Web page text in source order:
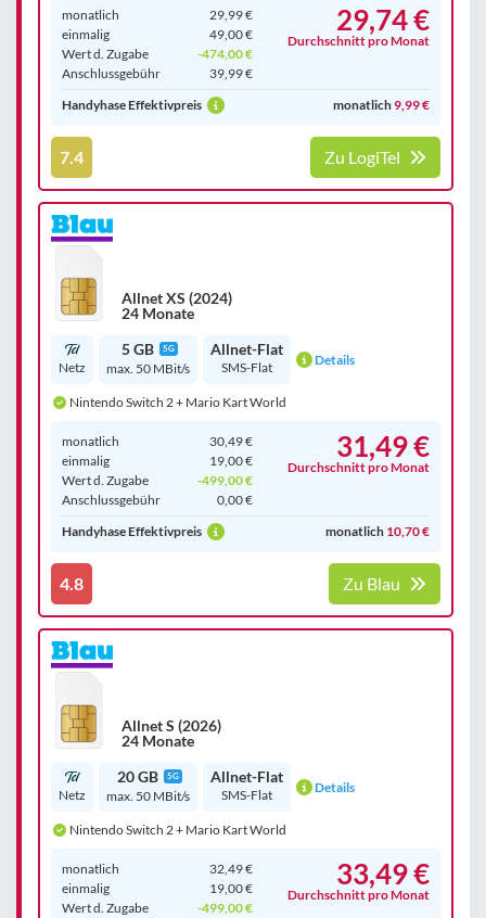
monatlich
29,99 €
einmalig
49,00 €
Wert d. Zugabe
-474,00 €
Anschluss­gebühr
39,99 €
29,74 €
Durchschnitt pro Monat
Handyhase Effektivpreis monatlich9,99 €
7.4 Zu LogiTel
Allnet XS (2024)
24 Monate
Netz
5 GB 5G
max. 50 MBit/s
Allnet-Flat
SMS-Flat Details
Nintendo Switch 2 + Mario Kart World
monatlich
30,49 €
einmalig
19,00 €
Wert d. Zugabe
-499,00 €
Anschluss­gebühr
0,00 €
31,49 €
Durchschnitt pro Monat
Handyhase Effektivpreis monatlich 10,70 €
4.8 Zu Blau
Allnet S (2026)
24 Monate
Netz
20 GB 5G
max. 50 MBit/s
Allnet-Flat
SMS-Flat Details
Nintendo Switch 2 + Mario Kart World
monatlich
32,49 €
einmalig
19,00 €
Wert d. Zugabe
-499,00 €
33,49 €
Durchschnitt pro Monat